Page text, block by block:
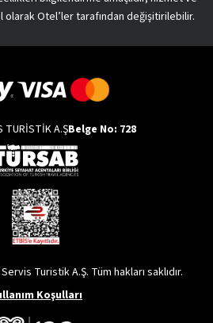
olarak Otel’ler tarafından değişitirilebilir.
TURİSTİK A.ŞBelge No: 728
Turistik A.Ş. Tüm hakları saklıdır.
Koşulları